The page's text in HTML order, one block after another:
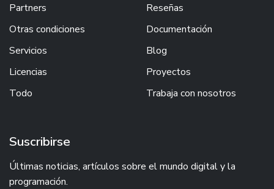
Partners
Otras condiciones
Servicios
Licencias
Todo
Reseñas
Documentación
Blog
Proyectos
Trabaja con nosotros
Suscribirse
Últimas noticias, artículos sobre el mundo digital y la
programación.